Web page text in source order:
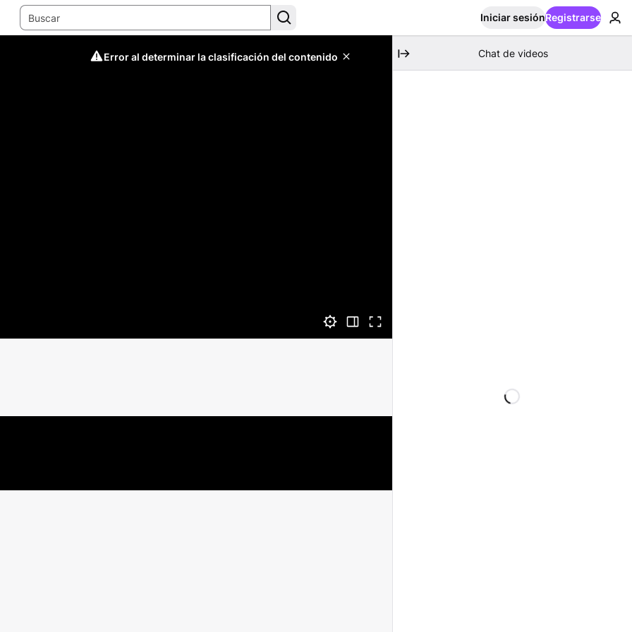
Iniciar sesiónRegistrarse
Error al determinar la clasificación del contenido Chat de videos